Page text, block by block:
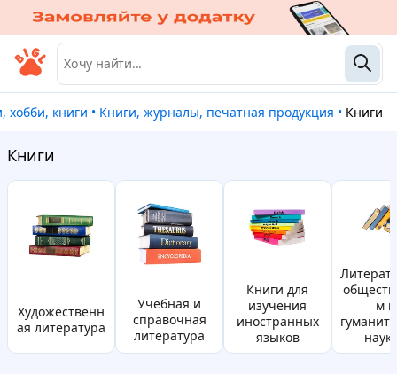
хобби, книги • Книги, журналы, печатная продукция • Книги
Книги
художественн
ая литература
учебная и
справочная
литература
книги для
изучения
иностранных
языков
литература по
м и